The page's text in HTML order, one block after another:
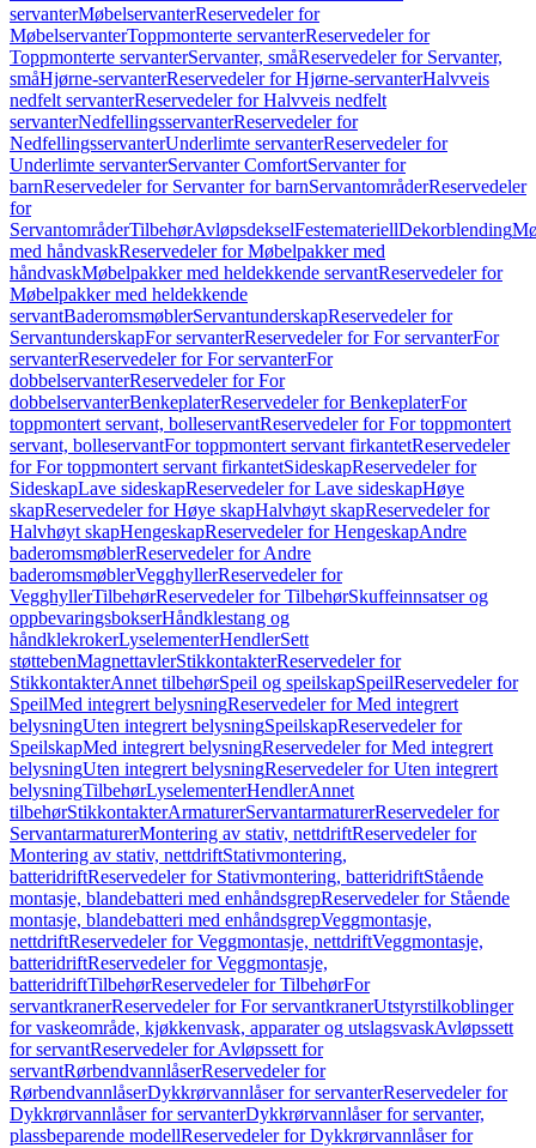
servanterMøbelservanterReservedeler for
MøbelservanterToppmonterte servanterReservedeler for
Toppmonterte servanterServanter, småReservedeler for Servanter,
småHjørne-servanterReservedeler for Hjørne-servanterHalvveis
nedfelt servanterReservedeler for Halvveis nedfelt
servanterNedfellingsservanterReservedeler for
NedfellingsservanterUnderlimte servanterReservedeler for
Underlimte servanterServanter ComfortServanter for
barnReservedeler for Servanter for barnServantområderReservedeler
for
ServantområderTilbehørAvløpsdekselFestemateriellDekorblending
med håndvaskReservedeler for Møbelpakker med
håndvaskMøbelpakker med heldekkende servantReservedeler for
Møbelpakker med heldekkende
servantBaderomsmøblerServantunderskapReservedeler for
ServantunderskapFor servanterReservedeler for For servanterFor
servanterReservedeler for For servanterFor
dobbelservanterReservedeler for For
dobbelservanterBenkeplaterReservedeler for BenkeplaterFor
toppmontert servant, bolleservantReservedeler for For toppmontert
servant, bolleservantFor toppmontert servant firkantetReservedeler
for For toppmontert servant firkantetSideskapReservedeler for
SideskapLave sideskapReservedeler for Lave sideskapHøye
skapReservedeler for Høye skapHalvhøyt skapReservedeler for
Halvhøyt skapHengeskapReservedeler for HengeskapAndre
baderomsmøblerReservedeler for Andre
baderomsmøblerVegghyllerReservedeler for
VegghyllerTilbehørReservedeler for TilbehørSkuffeinnsatser og
oppbevaringsbokserHåndklestang og
håndklekrokerLyselementerHendlerSett
støttebenMagnettavlerStikkontakterReservedeler for
StikkontakterAnnet tilbehørSpeil og speilskapSpeilReservedeler for
SpeilMed integrert belysningReservedeler for Med integrert
belysningUten integrert belysningSpeilskapReservedeler for
SpeilskapMed integrert belysningReservedeler for Med integrert
belysningUten integrert belysningReservedeler for Uten integrert
belysningTilbehørLyselementerHendlerAnnet
tilbehørStikkontakterArmaturerServantarmaturerReservedeler for
ServantarmaturerMontering av stativ, nettdriftReservedeler for
Montering av stativ, nettdriftStativmontering,
batteridriftReservedeler for Stativmontering, batteridriftStående
montasje, blandebatteri med enhåndsgrepReservedeler for Stående
montasje, blandebatteri med enhåndsgrepVeggmontasje,
nettdriftReservedeler for Veggmontasje, nettdriftVeggmontasje,
batteridriftReservedeler for Veggmontasje,
batteridriftTilbehørReservedeler for TilbehørFor
servantkranerReservedeler for For servantkranerUtstyrstilkoblinger
for vaskeområde, kjøkkenvask, apparater og utslagsvaskAvløpssett
for servantReservedeler for Avløpssett for
servantRørbendvannlåserReservedeler for
RørbendvannlåserDykkrørvannlåser for servanterReservedeler for
Dykkrørvannlåser for servanterDykkrørvannlåser for servanter,
plassbeparende modellReservedeler for Dykkrørvannlåser for